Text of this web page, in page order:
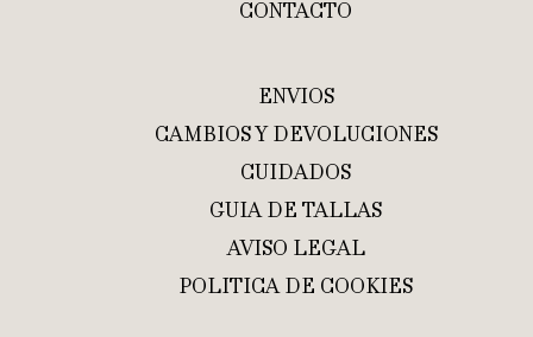
CONTACTO
ENVIOS
CAMBIOS Y DEVOLUCIONES
CUIDADOS
GUIA DE TALLAS
AVISO LEGAL
POLITICA DE COOKIES